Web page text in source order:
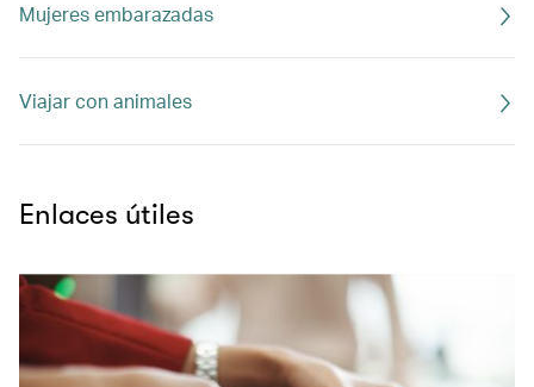
Mujeres embarazadas
Viajar con animales
Enlaces útiles